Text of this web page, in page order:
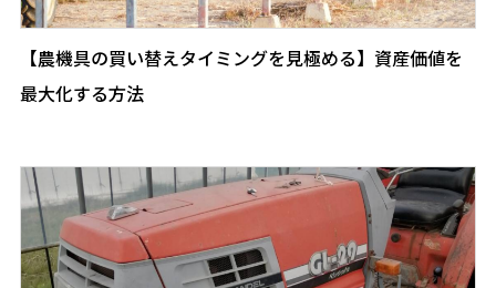
【農機具の買い替えタイミングを見極める】資産価値を
最大化する方法